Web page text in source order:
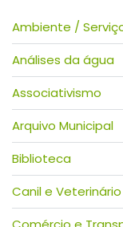
Ambiente /
Análises da água
Associativismo
Arquivo Municipal
Biblioteca
Canil e Veterinário